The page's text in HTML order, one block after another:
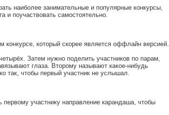
наиболее занимательные и популярные конкурсы,
и поучаствовать самостоятельно.
конкурсе, который скорее является оффлайн версией.
Затем нужно поделить участников по парам,
глаза. Второму называют какое-нибудь
так, чтобы первый участник не услышал.
участнику направление карандаша, чтобы